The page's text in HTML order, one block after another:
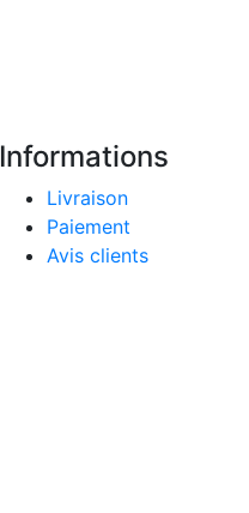
Informations
Livraison
Paiement
Avis clients